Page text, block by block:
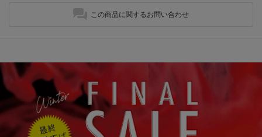
この商品に関するお問い合わせ